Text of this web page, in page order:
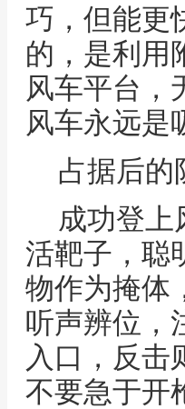
巧，但能更
的，是利用
风车平台，
风车永远是
占据后的
成功登上
活靶子，聪
物作为掩体
听声辨位，
入口，反击
不要急于开